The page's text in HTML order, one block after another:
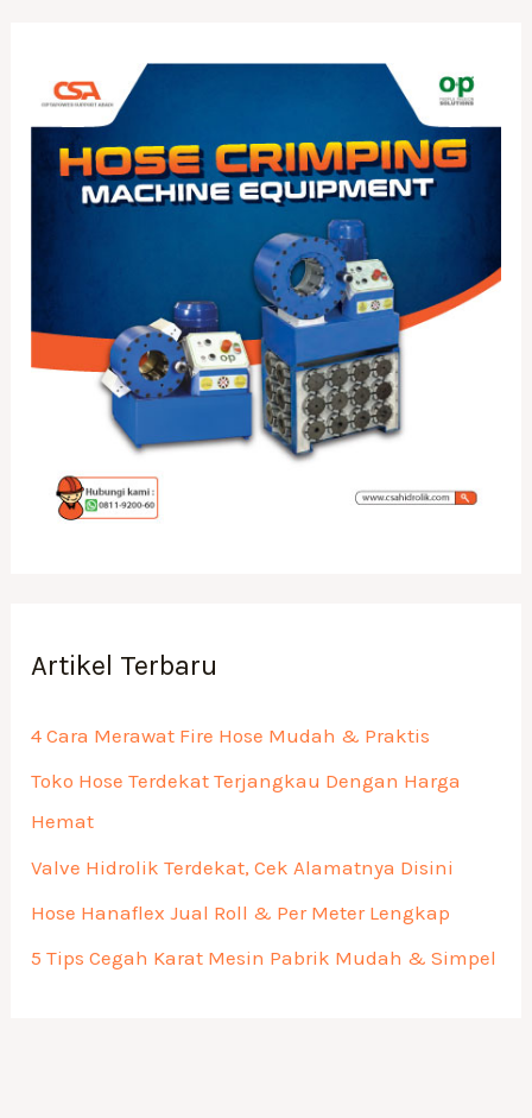
Artikel Terbaru
4 Cara Merawat Fire Hose Mudah & Praktis
Toko Hose Terdekat Terjangkau Dengan Harga
Hemat
Valve Hidrolik Terdekat, Cek Alamatnya Disini
Hose Hanaflex Jual Roll & Per Meter Lengkap
5 Tips Cegah Karat Mesin Pabrik Mudah & Simpel